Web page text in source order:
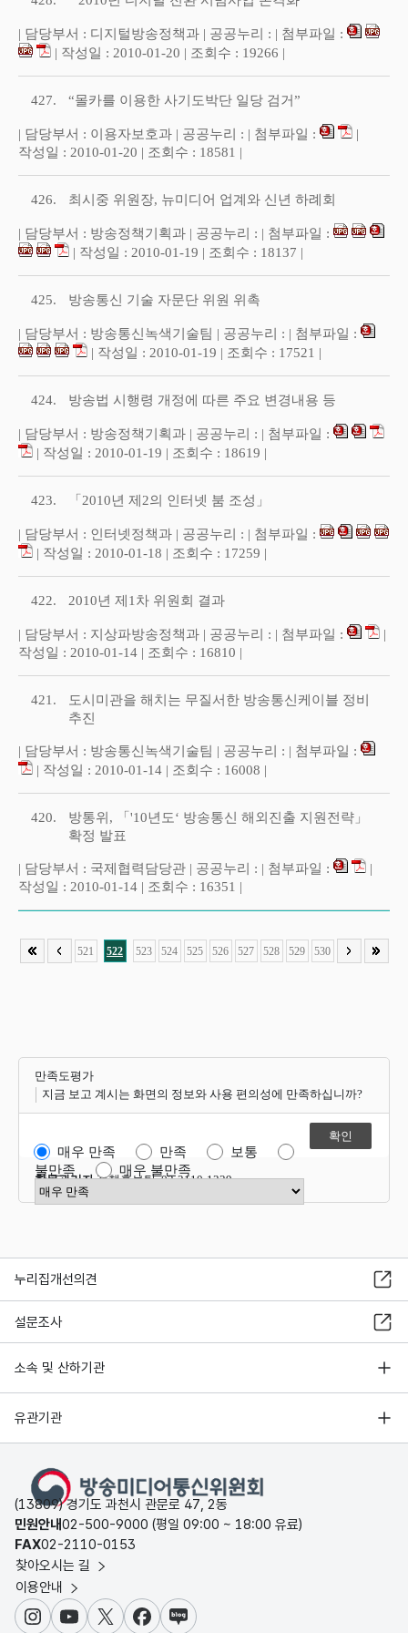
| 담당부서 : 디지털방송정책과 | 공공누리 : | 첨부파일 :
| 작성일 : 2010-01-20 | 조회수 : 19266 |
427. “몰카를 이용한 사기도박단 일당 검거”
| 담당부서 : 이용자보호과 | 공공누리 : | 첨부파일 :
|
작성일 : 2010-01-20 | 조회수 : 18581 |
426. 최시중 위원장, 뉴미디어 업계와 신년 하례회
| 담당부서 : 방송정책기획과 | 공공누리 : | 첨부파일 :
| 작성일 : 2010-01-19 | 조회수 : 18137 |
425. 방송통신 기술 자문단 위원 위촉
| 담당부서 : 방송통신녹색기술팀 | 공공누리 : | 첨부파일 :
| 작성일 : 2010-01-19 | 조회수 : 17521 |
424. 방송법 시행령 개정에 따른 주요 변경내용 등
| 담당부서 : 방송정책기획과 | 공공누리 : | 첨부파일 :
| 작성일 : 2010-01-19 | 조회수 : 18619 |
423. 「2010년 제2의 인터넷 붐 조성」
| 담당부서 : 인터넷정책과 | 공공누리 : | 첨부파일 :
| 작성일 : 2010-01-18 | 조회수 : 17259 |
422. 2010년 제1차 위원회 결과
| 담당부서 : 지상파방송정책과 | 공공누리 : | 첨부파일 :
|
작성일 : 2010-01-14 | 조회수 : 16810 |
421.
도시미관을 해치는 무질서한 방송통신케이블 정비
추진
| 담당부서 : 방송통신녹색기술팀 | 공공누리 : | 첨부파일 :
| 작성일 : 2010-01-14 | 조회수 : 16008 |
420.
방통위, 「'10년도‘ 방송통신 해외진출 지원전략」
확정 발표
| 담당부서 : 국제협력담당관 | 공공누리 : | 첨부파일 :
|
작성일 : 2010-01-14 | 조회수 : 16351 |
521 522 523 524 525 526 527 528 529 530
만족도평가
지금 보고 계시는 화면의 정보와 사용 편의성에 만족하십니까?
매우 만족 만족
보통
불만족
매우 불만족
만족도 점수 선택
항목관리자정책홍보팀 02-2110-1339
누리집개선의견
설문조사
소속 및 산하기관
유관기관
(13809) 경기도 과천시 관문로 47, 2동
민원안내02-500-9000 (평일 09:00 ~ 18:00 유료)
FAX02-2110-0153
찾아오시는 길
이용안내
인스타그램
유튜브X 페이스북
블로그